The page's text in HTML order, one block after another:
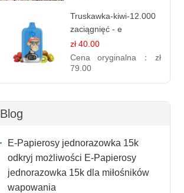
Truskawka-kiwi-12.000
zaciągnięć - e
papierosy jednorazowe
zł 40.00
Cena oryginalna： zł
79.00
Blog
E-Papierosy jednorazowka 15k
odkryj możliwości E-Papierosy
jednorazowka 15k dla miłośników
wapowania